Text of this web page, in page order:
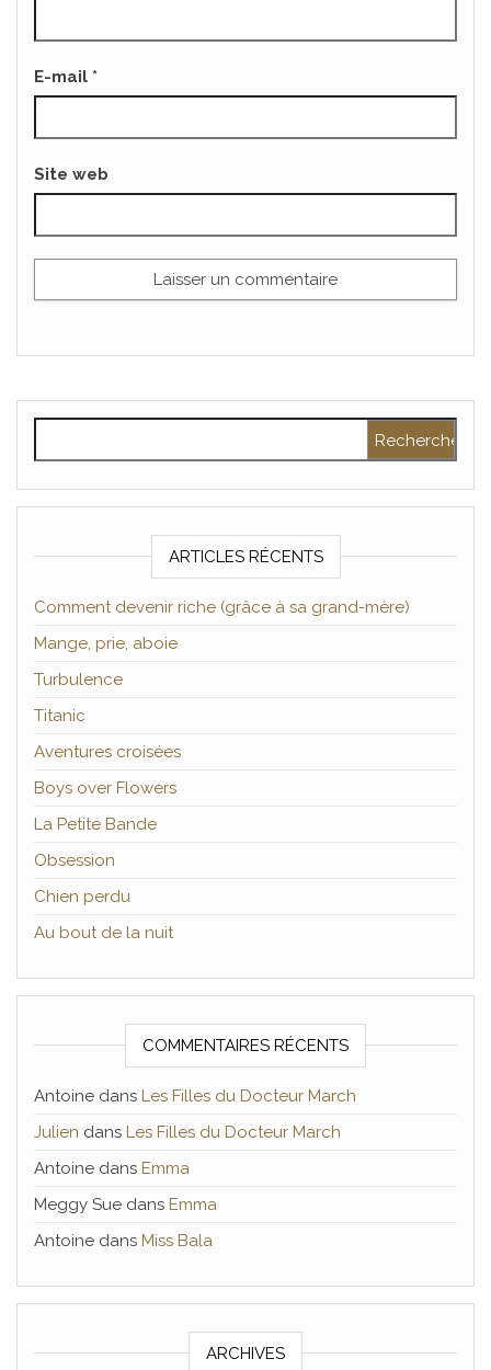
E-mail *
Site web
ARTICLES RÉCENTS
Comment devenir riche (grâce à sa grand-mère)
Mange, prie, aboie
Turbulence
Titanic
Aventures croisées
Boys over Flowers
La Petite Bande
Obsession
Chien perdu
Au bout de la nuit
COMMENTAIRES RÉCENTS
Antoine dans Les Filles du Docteur March
Julien dans Les Filles du Docteur March
Antoine dans Emma
Meggy Sue dans Emma
Antoine dans Miss Bala
ARCHIVES